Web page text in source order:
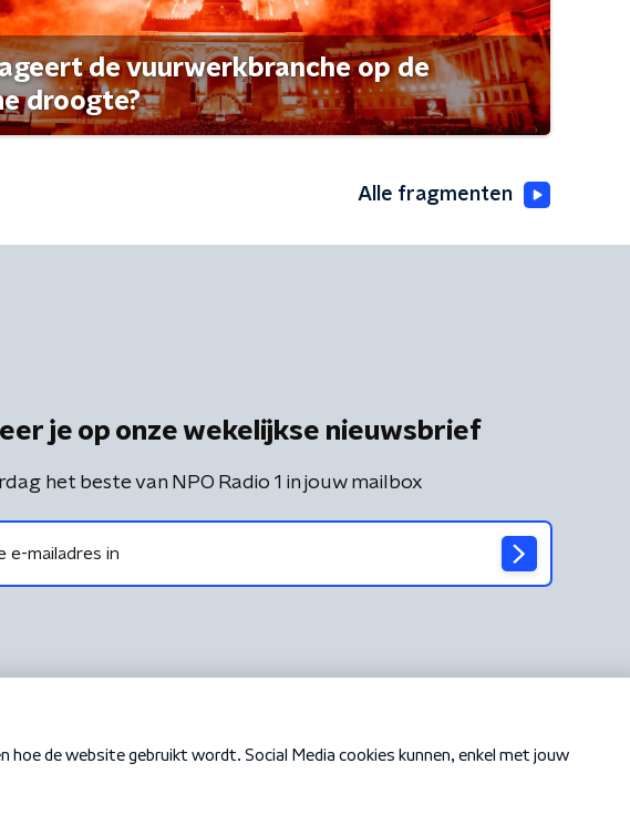
de vuurwerkbranche op de
droogte?
Alle fragmenten
je op onze wekelijkse nieuwsbrief
het beste van NPO Radio 1 in jouw mailbox